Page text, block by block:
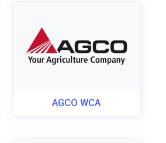
AGCO WCA